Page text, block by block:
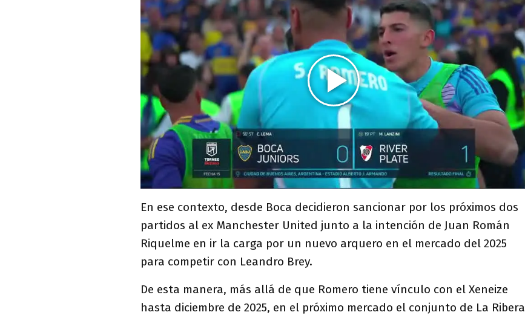
En ese contexto, desde Boca decidieron sancionar por los próximos dos
partidos al ex Manchester United junto a la intención de Juan Román
Riquelme en ir la carga por un nuevo arquero en el mercado del 2025
para competir con Leandro Brey.
De esta manera, más allá de que Romero tiene vínculo con el Xeneize
hasta diciembre de 2025, en el próximo mercado el conjunto de La Ribera